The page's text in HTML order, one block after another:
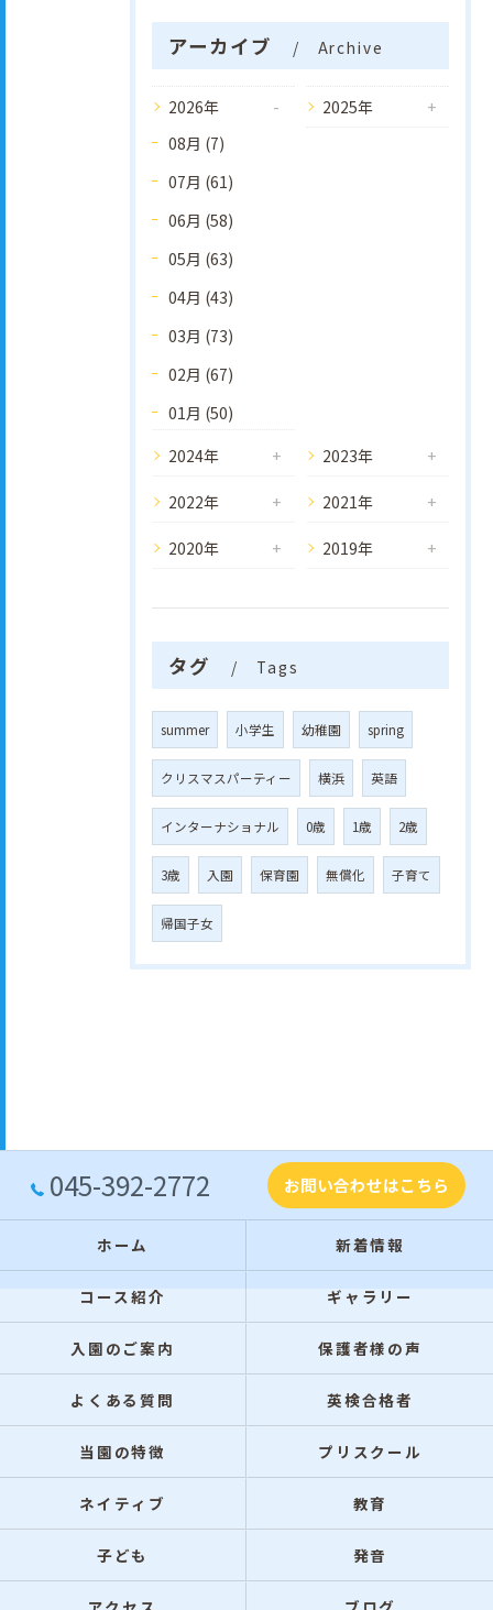
アーカイブ Archive
2026年
08月 (7)
07月 (61)
06月 (58)
05月 (63)
04月 (43)
03月 (73)
02月 (67)
01月 (50)
2025年
2024年 2023年
2022年 2021年
2020年 2019年
タグ Tags
summer 小学生 幼稚園 spring
クリスマスパーティー 横浜 英語
インターナショナル 0歳 1歳 2歳
3歳 入園 保育園 無償化 子育て
帰国子女
045-392-2772 お問い合わせはこちら
ホーム 新着情報
コース紹介 ギャラリー
入園のご案内 保護者様の声
よくある質問 英検合格者
当園の特徴 プリスクール
ネイティブ 教育
子ども 発音